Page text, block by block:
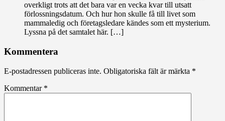
overkligt trots att det bara var en vecka kvar till utsatt
förlossningsdatum. Och hur hon skulle få till livet som
mammaledig och företagsledare kändes som ett mysterium.
Lyssna på det samtalet här. […]
Kommentera
E-postadressen publiceras inte. Obligatoriska fält är märkta *
Kommentar *